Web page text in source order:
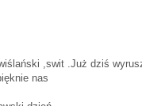
,swit .Już dziś
nas